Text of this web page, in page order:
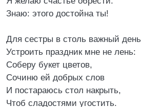
Знаю: этого достойна ты!
Для сестры в столь важный день
Устроить праздник мне не лень:
Соберу букет цветов,
Сочиню ей добрых слов
И постараюсь стол накрыть,
Чтоб сладостями угостить.